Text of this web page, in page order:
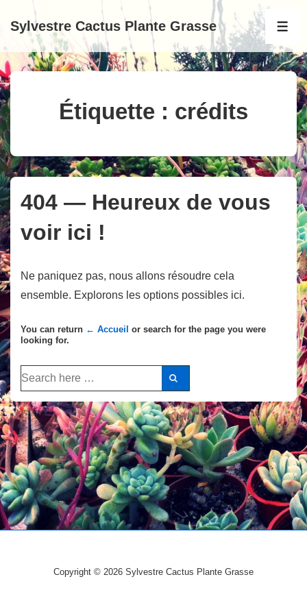
passer
au
contenu
principal
Sylvestre Cactus Plante Grasse
Étiquette : crédits
404 — Heureux de vous
voir ici !
Ne paniquez pas, nous allons résoudre cela
ensemble. Explorons les options possibles ici.
You can return ← Accueil or search for the page you were
looking for.
Recherche
pour:
Copyright © 2026 Sylvestre Cactus Plante Grasse